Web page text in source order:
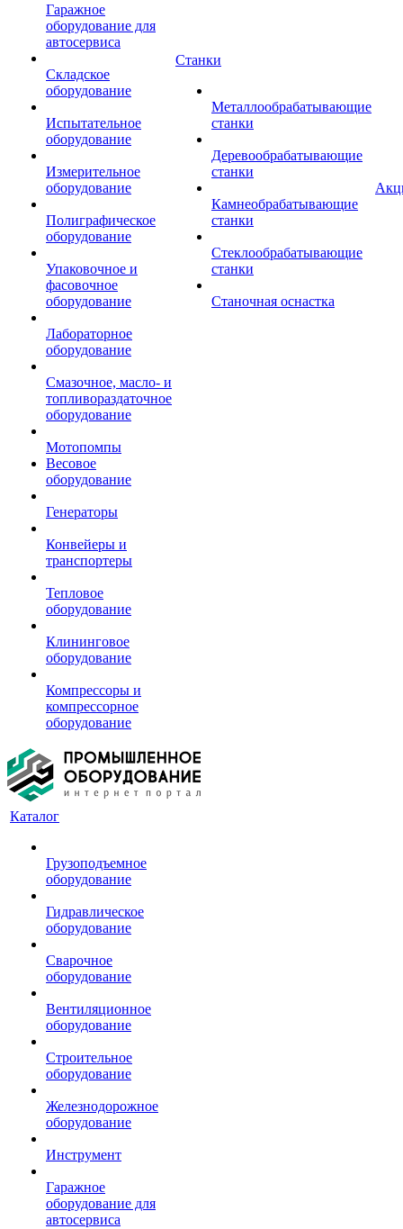
Гаражное
оборудование для
автосервиса
Складское
оборудование
Испытательное
оборудование
Измерительное
оборудование
Полиграфическое
оборудование
Упаковочное и
фасовочное
оборудование
Лабораторное
оборудование
Смазочное, масло- и
топливораздаточное
оборудование
Мотопомпы
Весовое
оборудование
Генераторы
Конвейеры и
транспортеры
Тепловое
оборудование
Клининговое
оборудование
Компрессоры и
компрессорное
оборудование
Станки
Металлообрабатывающие
станки
Деревообрабатывающие
станки
Камнеобрабатывающие
станки
Стеклообрабатывающие
станки
Станочная оснастка
Каталог
Грузоподъемное
оборудование
Гидравлическое
оборудование
Сварочное
оборудование
Вентиляционное
оборудование
Строительное
оборудование
Железнодорожное
оборудование
Инструмент
Гаражное
оборудование для
автосервиса